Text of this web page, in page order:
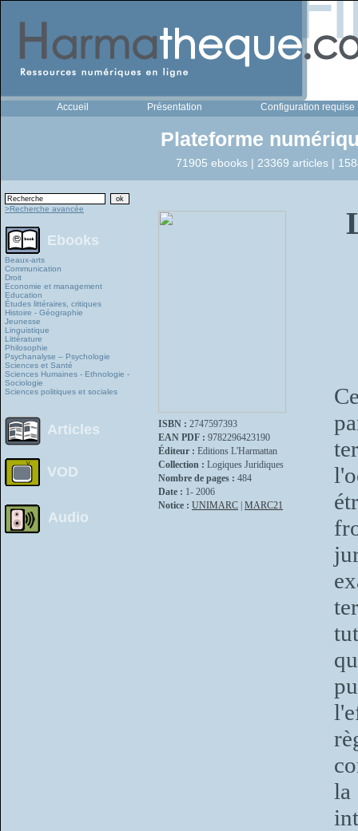
Accueil Présentation Configuration requise
Plateforme
71905 ebooks | 23369 articles |
>Recherche avancée
Ebooks
Beaux-arts
Communication
Droit
Economie et management
Education
Études littéraires, critiques
Histoire - Géographie
Jeunesse
Linguistique
Littérature
Philosophie
Psychanalyse – Psychologie
Sciences et Santé
Sciences Humaines - Ethnologie -
Sociologie
Sciences politiques et sociales
Articles
VOD
Audio
ISBN : 2747597393
EAN PDF : 9782296423190
Éditeur : Editions L'Harmattan
Collection : Logiques Juridiques
Nombre de pages : 484
Date : 1- 2006
Notice : UNIMARC MARC21
la